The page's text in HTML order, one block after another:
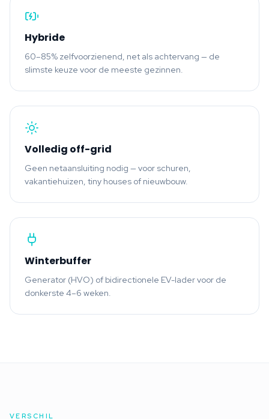
Hybride
60–85% zelfvoorzienend, net als achtervang — de
slimste keuze voor de meeste gezinnen.
Volledig off-grid
Geen netaansluiting nodig — voor schuren,
vakantiehuizen, tiny houses of nieuwbouw.
Winterbuffer
Generator (HVO) of bidirectionele EV-lader voor de
donkerste 4–6 weken.
VERSCHIL